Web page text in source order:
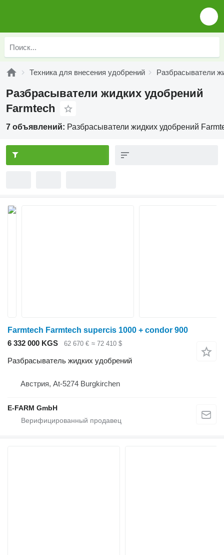
Техника для внесения удобрений Разбрасыватели
Разбрасыватели жидких удобрений
Farmtech
7 объявлений: Разбрасыватели жидких удобрений
Farmtech Farmtech supercis 1000 + condor 900
6 332 000 KGS
62 670 € ≈ 72 410 $
Разбрасыватель жидких удобрений
Австрия, At-5274 Burgkirchen
E-FARM GmbH